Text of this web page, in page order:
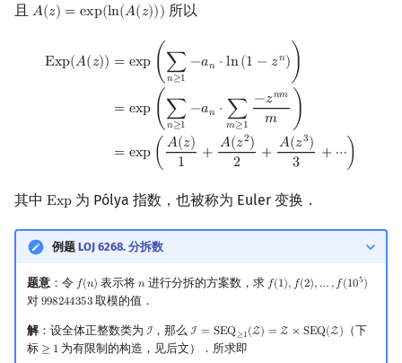
且 𝐴(𝑧) = exp(ln(𝐴(𝑧)))
A(z)= exp(ln(A(z))) 所以
Exp(𝐴(𝑧)) = exp ( ∑
𝑛≥1
−𝑎𝑛 ⋅ ln(1 −𝑧𝑛) )
= exp ( ∑
𝑛≥1
−𝑎𝑛 ⋅ ∑
𝑚≥1
−𝑧𝑛𝑚
𝑚 )
= exp ( 𝐴(𝑧)
1
+ 𝐴(𝑧2)
2
+ 𝐴(𝑧3)
3
+ ⋯)
n⋅ln(1 an
其中 Exp
Exp 为 Pólya 指数，也被称为 Euler 变换．
例题 LOJ 6268. 分拆数
题意：令 𝑓(𝑛)
f(n) 表示将𝑛
n进行分拆的方案数，求 𝑓(1),𝑓(2), … ,𝑓(105)
f(1),f( 2),…,f (105)
对 998244353
998244353 取模的值．
解：设全体正整数类为 I
I ，那么I = SEQ≥1(Z) = Z × SEQ(Z)
I= SEQ≥1(Z)=Z×SEQ(Z )
（下
标 ≥ 1
≥1 为有限制的构造，见后文）．所求即